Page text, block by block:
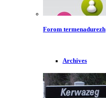
Forom termenadurezh
Archives